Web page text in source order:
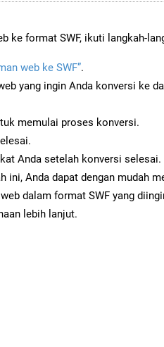
ke format SWF, ikuti langkah-
web ke SWF”.
yang ingin Anda konversi ke
memulai proses konversi.
Anda setelah konversi selesai.
ini, Anda dapat dengan mudah
dalam format SWF yang
lebih lanjut.